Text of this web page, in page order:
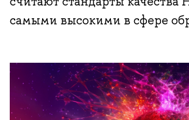
самыми высокими в сфере